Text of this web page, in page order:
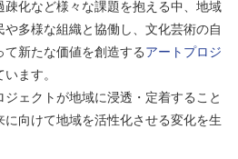
化など様々な課題を抱える中、地域
多様な組織と協働し、文化芸術の自
新たな価値を創造するアートプロジ
ます。
ェクトが地域に浸透・定着すること
向けて地域を活性化させる変化を生